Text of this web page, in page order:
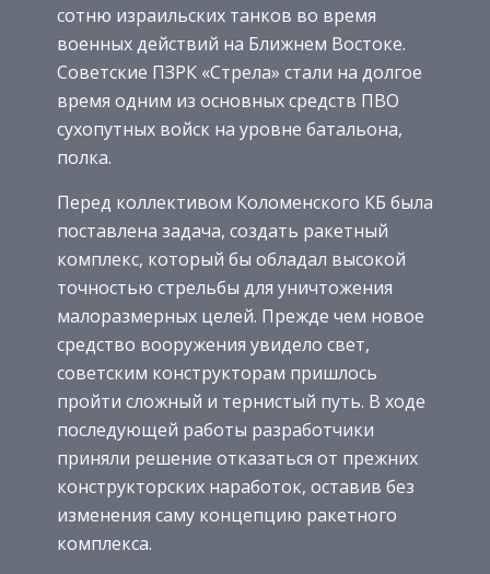
сотню израильских танков во время
военных действий на Ближнем Востоке.
Советские ПЗРК «Стрела» стали на долгое
время одним из основных средств ПВО
сухопутных войск на уровне батальона,
полка.
Перед коллективом Коломенского КБ была
поставлена задача, создать ракетный
комплекс, который бы обладал высокой
точностью стрельбы для уничтожения
малоразмерных целей. Прежде чем новое
средство вооружения увидело свет,
советским конструкторам пришлось
пройти сложный и тернистый путь. В ходе
последующей работы разработчики
приняли решение отказаться от прежних
конструкторских наработок, оставив без
изменения саму концепцию ракетного
комплекса.